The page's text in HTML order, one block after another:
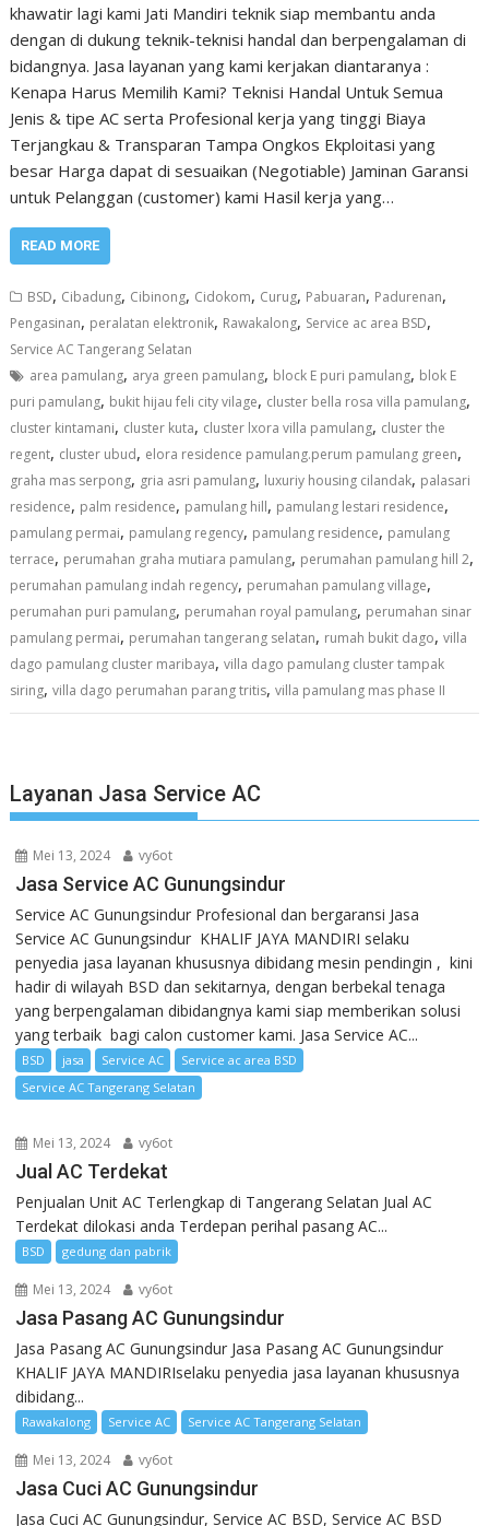
khawatir lagi kami Jati Mandiri teknik siap membantu anda
dengan di dukung teknik-teknisi handal dan berpengalaman di
bidangnya. Jasa layanan yang kami kerjakan diantaranya :
Kenapa Harus Memilih Kami? Teknisi Handal Untuk Semua
Jenis & tipe AC serta Profesional kerja yang tinggi Biaya
Terjangkau & Transparan Tampa Ongkos Ekploitasi yang
besar Harga dapat di sesuaikan (Negotiable) Jaminan Garansi
untuk Pelanggan (customer) kami Hasil kerja yang…
READ MORE
BSD, Cibadung, Cibinong, Cidokom, Curug, Pabuaran, Padurenan,
Pengasinan, peralatan elektronik, Rawakalong, Service ac area BSD,
Service AC Tangerang Selatan
area pamulang, arya green pamulang, block E puri pamulang, blok E
puri pamulang, bukit hijau feli city vilage, cluster bella rosa villa pamulang,
cluster kintamani, cluster kuta, cluster lxora villa pamulang, cluster the
regent, cluster ubud, elora residence pamulang.perum pamulang green,
graha mas serpong, gria asri pamulang, luxuriy housing cilandak, palasari
residence, palm residence, pamulang hill, pamulang lestari residence,
pamulang permai, pamulang regency, pamulang residence, pamulang
terrace, perumahan graha mutiara pamulang, perumahan pamulang hill 2,
perumahan pamulang indah regency, perumahan pamulang village,
perumahan puri pamulang, perumahan royal pamulang, perumahan sinar
pamulang permai, perumahan tangerang selatan, rumah bukit dago,villa
dago pamulang cluster maribaya,villa dago pamulang cluster tampak
siring,villa dago perumahan parang tritis,villa pamulang mas phase II
Layanan Jasa Service AC
Mei 13, 2024 vy6ot
Jasa Service AC Gunungsindur
Service AC Gunungsindur Profesional dan bergaransi Jasa
Service AC Gunungsindur KHALIF JAYA MANDIRI selaku
penyedia jasa layanan khususnya dibidang mesin pendingin , kini
hadir di wilayah BSD dan sekitarnya, dengan berbekal tenaga
yang berpengalaman dibidangnya kami siap memberikan solusi
yang terbaik bagi calon customer kami. Jasa Service AC...
BSD jasa Service AC
Service ac area BSD
Service AC Tangerang Selatan
Mei 13, 2024 vy6ot
Jual AC Terdekat
Penjualan Unit AC Terlengkap di Tangerang Selatan Jual AC
Terdekat dilokasi anda Terdepan perihal pasang AC...
BSD gedung dan pabrik
Mei 13, 2024 vy6ot
Jasa Pasang AC Gunungsindur
Jasa Pasang AC Gunungsindur Jasa Pasang AC Gunungsindur
KHALIF JAYA MANDIRIselaku penyedia jasa layanan khususnya
dibidang...
Rawakalong Service AC Service AC Tangerang Selatan
Mei 13, 2024 vy6ot
Jasa Cuci AC Gunungsindur
Jasa Cuci AC Gunungsindur, Service AC BSD, Service AC BSD